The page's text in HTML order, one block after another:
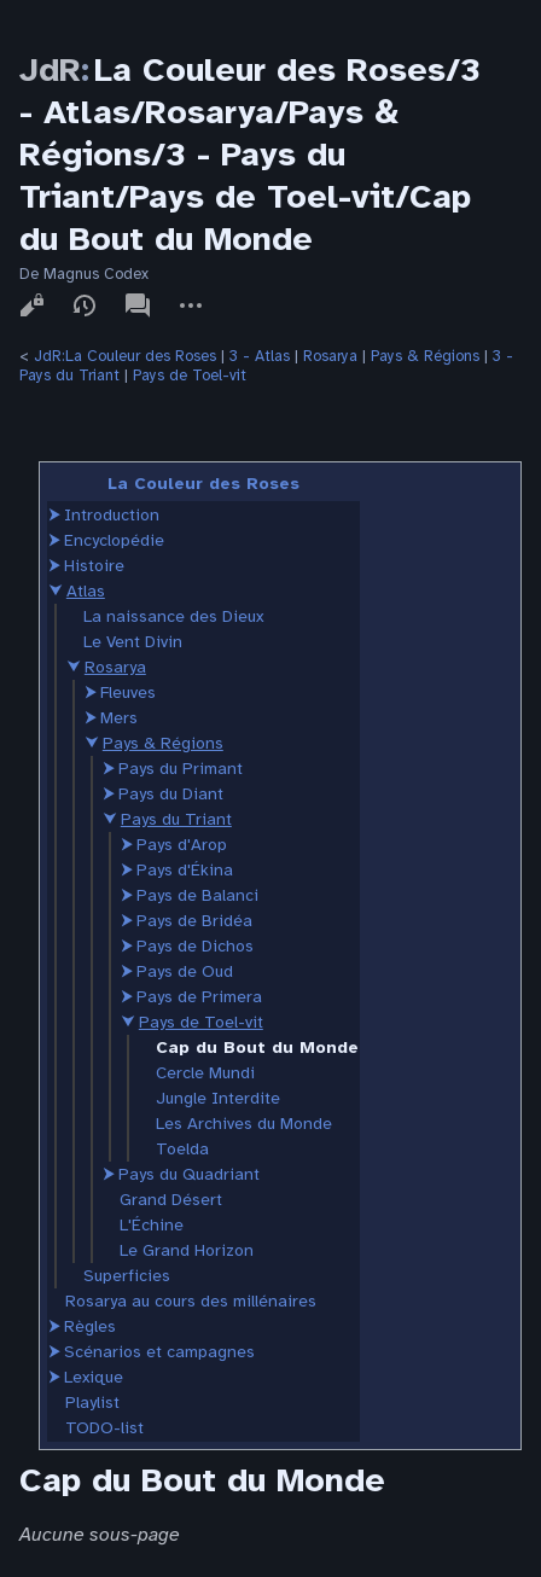
JdR:La Couleur des Roses/3
- Atlas/Rosarya/Pays &
Régions/3 - Pays du
Triant/Pays de Toel-vit/Cap
du Bout du Monde
De Magnus Codex
Affichages
associated-
pages
actions
< JdR:La Couleur des Roses ‎ | 3 - Atlas ‎ | Rosarya ‎ | Pays & Régions ‎ | 3 -
Pays du Triant ‎ | Pays de Toel-vit
La Couleur des Roses
⮞ Introduction
⮞Encyclopédie
⮞Histoire
⮟ Atlas
La naissance des Dieux
Le Vent Divin
⮟ Rosarya
⮞Fleuves
⮞Mers
⮟ Pays & Régions
⮞Pays du Primant
⮞Pays du Diant
⮟ Pays du Triant
⮞Pays d'Arop
⮞Pays d'Ékina
⮞Pays de Balanci
⮞Pays de Bridéa
⮞Pays de Dichos
⮞Pays de Oud
⮞Pays de Primera
⮟ Pays de Toel-vit
Cap du Bout du Monde
Cercle Mundi
Jungle Interdite
Les Archives du Monde
Toelda
⮞Pays du Quadriant
Grand Désert
L'Échine
Le Grand Horizon
Superficies
Rosarya au cours des millénaires
⮞Règles
⮞Scénarios et campagnes
⮞Lexique
Playlist
TODO-list
Cap du Bout du Monde
Aucune sous-page